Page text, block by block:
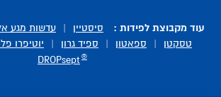
עוד מקבוצת לפידות : סיסטיין עדשות מגע
טסקטן
ספאטון ספיד גרון יוטיפרו
DROPsept ®